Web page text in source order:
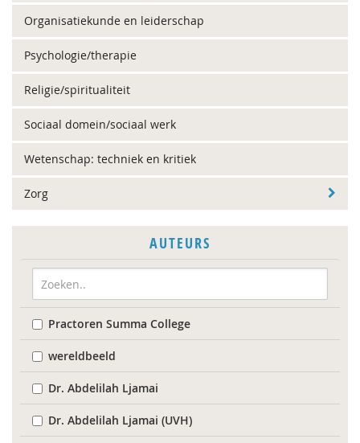
Organisatiekunde en leiderschap
Psychologie/therapie
Religie/spiritualiteit
Sociaal domein/sociaal werk
Wetenschap: techniek en kritiek
Zorg
AUTEURS
Practoren Summa College
wereldbeeld
Dr. Abdelilah Ljamai
Dr. Abdelilah Ljamai (UVH)